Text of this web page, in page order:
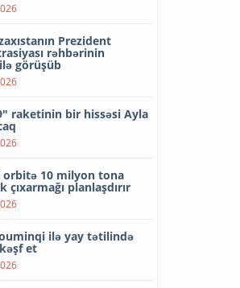
Prezident
rəhbərinin
görüşüb
raketinin bir hissəsi Ayla
orbitə 10 milyon tona
çıxarmağı planlaşdırır
ilə yay tətilində
et